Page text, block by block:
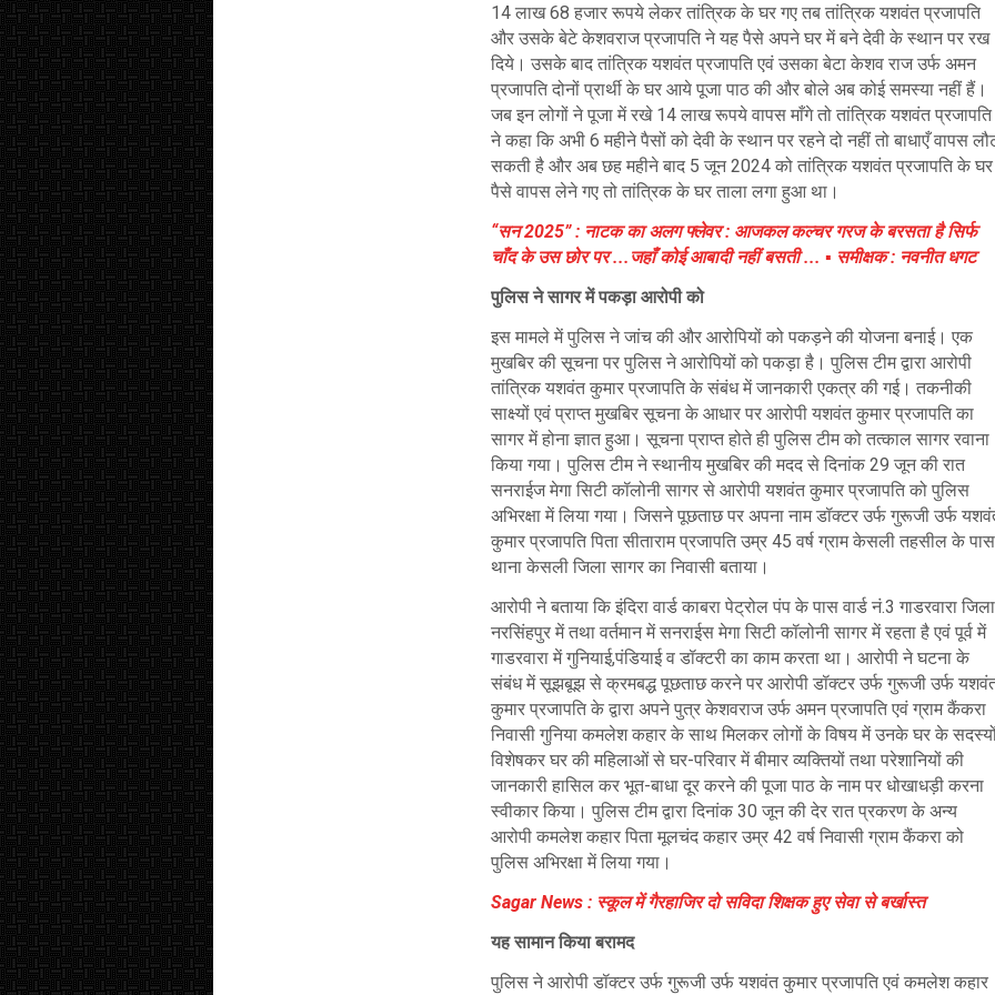
14 लाख 68 हजार रूपये लेकर तांत्रिक के घर गए तब तांत्रिक यशवंत प्रजापति
और उसके बेटे केशवराज प्रजापति ने यह पैसे अपने घर में बने देवी के स्थान पर रख
दिये। उसके बाद तांत्रिक यशवंत प्रजापति एवं उसका बेटा केशव राज उर्फ अमन
प्रजापति दोनों प्रार्थी के घर आये पूजा पाठ की और बोले अब कोई समस्या नहीं हैं।
जब इन लोगों ने पूजा में रखे 14 लाख रूपये वापस माँगे तो तांत्रिक यशवंत प्रजापति
ने कहा कि अभी 6 महीने पैसों को देवी के स्थान पर रहने दो नहीं तो बाधाएँ वापस
सकती है और अब छह महीने बाद 5 जून 2024 को तांत्रिक यशवंत प्रजापति के घर
पैसे वापस लेने गए तो तांत्रिक के घर ताला लगा हुआ था।
“सन 2025” : नाटक का अलग फ्लेवर : आजकल कल्चर गरज के बरसता है सिर्फ
चाँद के उस छोर पर ...जहाँ कोई आबादी नहीं बसती ... ▪️ समीक्षक : नवनीत धगट
पुलिस ने सागर में पकड़ा आरोपी को
इस मामले में पुलिस ने जांच की और आरोपियों को पकड़ने की योजना बनाई। एक
मुखबिर की सूचना पर पुलिस ने आरोपियों को पकड़ा है। पुलिस टीम द्वारा आरोपी
तांत्रिक यशवंत कुमार प्रजापति के संबंध में जानकारी एकत्र की गई। तकनीकी
साक्ष्यों एवं प्राप्त मुखबिर सूचना के आधार पर आरोपी यशवंत कुमार प्रजापति का
सागर में होना ज्ञात हुआ। सूचना प्राप्त होते ही पुलिस टीम को तत्काल सागर रवाना
किया गया। पुलिस टीम ने स्थानीय मुखबिर की मदद से दिनांक 29 जून की रात
सनराईज मेगा सिटी कॉलोनी सागर से आरोपी यशवंत कुमार प्रजापति को पुलिस
अभिरक्षा में लिया गया। जिसने पूछताछ पर अपना नाम डॉक्टर उर्फ गुरूजी उर्फ
कुमार प्रजापति पिता सीताराम प्रजापति उम्र 45 वर्ष ग्राम केसली तहसील के पास
थाना केसली जिला सागर का निवासी बताया।
आरोपी ने बताया कि इंदिरा वार्ड काबरा पेट्रोल पंप के पास वार्ड नं.3 गाडरवारा जिला
नरसिंहपुर में तथा वर्तमान में सनराईस मेगा सिटी कॉलोनी सागर में रहता है एवं पूर्व में
गाडरवारा में गुनियाई,पंडियाई व डॉक्टरी का काम करता था। आरोपी ने घटना के
संबंध में सूझबूझ से क्रमबद्ध पूछताछ करने पर आरोपी डॉक्टर उर्फ गुरूजी उर्फ
कुमार प्रजापति के द्वारा अपने पुत्र केशवराज उर्फ अमन प्रजापति एवं ग्राम कैंकरा
निवासी गुनिया कमलेश कहार के साथ मिलकर लोगों के विषय में उनके घर के
विशेषकर घर की महिलाओं से घर-परिवार में बीमार व्यक्तियों तथा परेशानियों की
जानकारी हासिल कर भूत-बाधा दूर करने की पूजा पाठ के नाम पर धोखाधड़ी करना
स्वीकार किया। पुलिस टीम द्वारा दिनांक 30 जून की देर रात प्रकरण के अन्य
आरोपी कमलेश कहार पिता मूलचंद कहार उम्र 42 वर्ष निवासी ग्राम कैंकरा को
पुलिस अभिरक्षा में लिया गया।
Sagar News : स्कूल में गैरहाजिर दो सविदा शिक्षक हुए सेवा से बर्खास्त
यह सामान किया बरामद
पुलिस ने आरोपी डॉक्टर उर्फ गुरूजी उर्फ यशवंत कुमार प्रजापति एवं कमलेश कहार